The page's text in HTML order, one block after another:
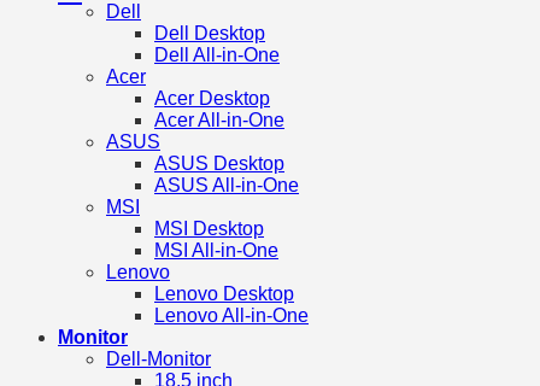
Dell
Dell Desktop
Dell All-in-One
Acer
Acer Desktop
Acer All-in-One
ASUS
ASUS Desktop
ASUS All-in-One
MSI
MSI Desktop
MSI All-in-One
Lenovo
Lenovo Desktop
Lenovo All-in-One
Monitor
Dell-Monitor
18.5 inch